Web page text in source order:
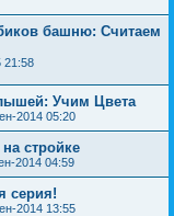
башню: Считаем
21:58
Учим Цвета
2014 05:20
стройке
2014 04:59
серия!
2014 13:55